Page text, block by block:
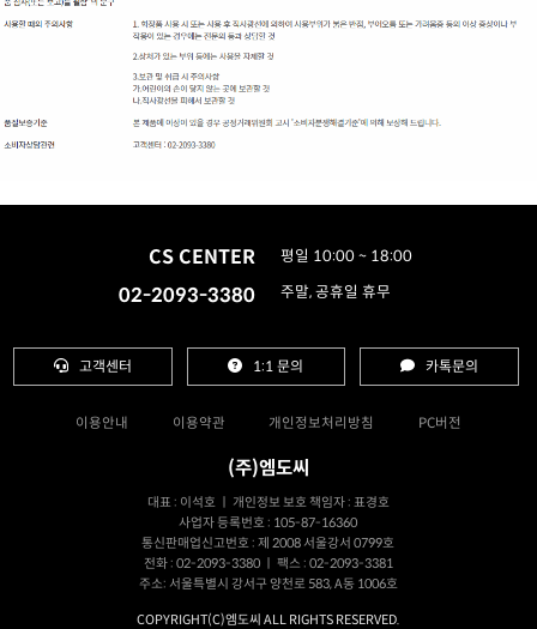
CS CENTER
02-2093-3380
평일 10:00 ~ 18:00
주말, 공휴일 휴무
고객센터 1:1 문의 카톡문의
이용안내 이용약관 개인정보처리방침 PC버전
(주)엠도씨
대표 : 이석호 ㅣ 개인정보 보호 책임자 : 표경호
사업자 등록번호 : 105-87-16360
통신판매업신고번호 : 제 2008 서울강서 0799호
전화 : 02-2093-3380 ㅣ 팩스 : 02-2093-3381
주소: 서울특별시 강서구 양천로 583, A동 1006호
COPYRIGHT(C)엠도씨 ALL RIGHTS RESERVED.